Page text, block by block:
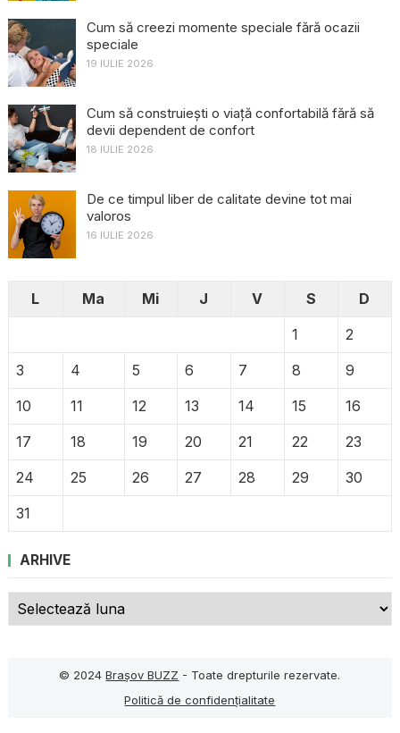
Cum să creezi momente speciale fără ocazii
speciale
19 IULIE 2026
Cum să construiești o viață confortabilă fără să
devii dependent de confort
18 IULIE 2026
De ce timpul liber de calitate devine tot mai
valoros
16 IULIE 2026
L Ma Mi J V S
D
1
2
3
4 5 6 7 8
9
10
11 12 13 14 15
16
17
18 19 20 21 22
23
24
25 26 27 28 29
30
31
ARHIVE
Arhive
© 2024Brașov BUZZ - Toate drepturile rezervate.
Politică de confidențialitate